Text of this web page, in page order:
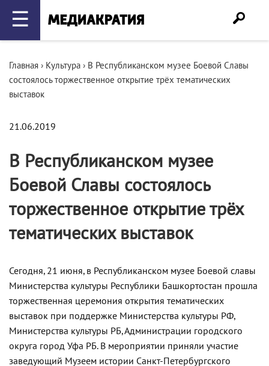
☰
Главная › Культура › В Республиканском музее Боевой Славы
состоялось торжественное открытие трёх тематических
выставок
21.06.2019
В Республиканском музее
Боевой Славы состоялось
торжественное открытие трёх
тематических выставок
Сегодня, 21 июня, в Республиканском музее Боевой славы
Министерства культуры Республики Башкортостан прошла
торжественная церемония открытия тематических
выставок при поддержке Министерства культуры РФ,
Министерства культуры РБ, Администрации городского
округа город Уфа РБ. В мероприятии приняли участие
заведующий Музеем истории Санкт-Петербургского